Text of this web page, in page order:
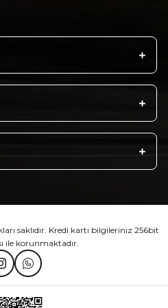
Yaylı NOK Kayaba Showa
Turismo 50 Kaporta Seti Sarı
saklıdır. Kredi kartı bilgileriniz 256bit
ile korunmaktadır.